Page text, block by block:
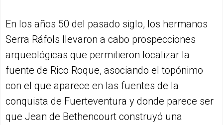
En los años 50 del pasado siglo, los hermanos
Serra Ráfols llevaron a cabo prospecciones
arqueológicas que permitieron localizar la
fuente de Rico Roque, asociando el topónimo
con el que aparece en las fuentes de la
conquista de Fuerteventura y donde parece ser
que Jean de Bethencourt construyó una